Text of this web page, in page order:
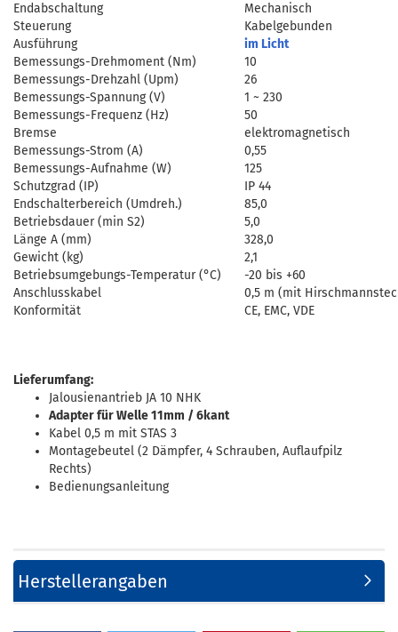
Endabschaltung
Mechanisch
Steuerung
Kabelgebunden
Ausführung
im Licht
Bemessungs-Drehmoment (Nm)
10
Bemessungs-Drehzahl (Upm)
26
Bemessungs-Spannung (V)
1 ~ 230
Bemessungs-Frequenz (Hz)
50
Bremse
elektromagnetisch
Bemessungs-Strom (A)
0,55
Bemessungs-Aufnahme (W)
125
Schutzgrad (IP)
IP 44
Endschalterbereich (Umdreh.)
85,0
Betriebsdauer (min S2)
5,0
Länge A (mm)
328,0
Gewicht (kg)
2,1
Betriebsumgebungs-Temperatur (°C)
-20 bis +60
Anschlusskabel
0,5 m (mit
Konformität
CE, EMC, VDE
Lieferumfang:
Jalousienantrieb JA 10 NHK
Adapter für Welle 11mm / 6kant
Kabel 0,5 m mit STAS 3
Montagebeutel (2 Dämpfer, 4 Schrauben, Auflaufpilz
Rechts)
Bedienungsanleitung
Herstellerangaben